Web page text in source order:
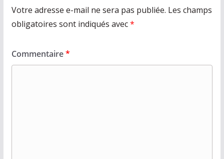
Votre adresse e-mail ne sera pas publiée. Les champs
obligatoires sont indiqués avec*
Commentaire*